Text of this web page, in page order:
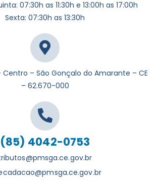
07:30h as 11:30h e 13:00h as 17:00h
Sexta: 07:30h as 13:30h
Centro – São Gonçalo do Amarante – CE
– 62.670-000
(85) 4042-0753